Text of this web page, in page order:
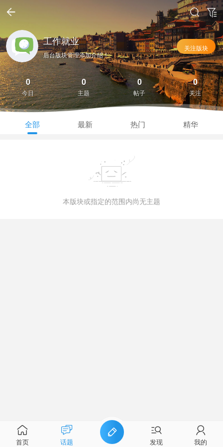
工作就业
后台版块管理添加介绍！
关注版块
0
今日
0
主题
0
帖子
0
关注
全部 最新 热门 精华
本版块或指定的范围内尚无主题
首页 话题 发现 我的